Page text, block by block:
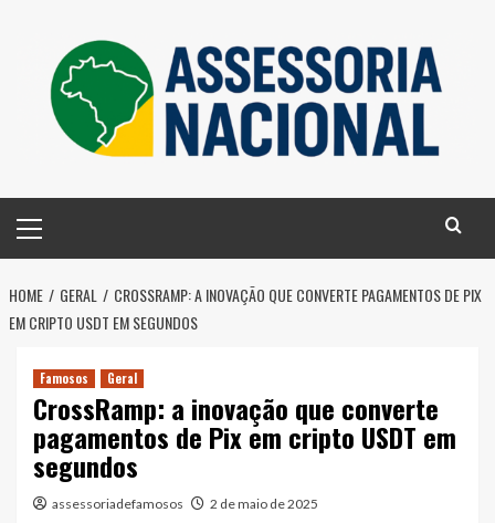
content
Menu
HOME GERAL
CROSSRAMP: A INOVAÇÃO QUE CONVERTE PAGAMENTOS DE PIX
EM CRIPTO USDT EM SEGUNDOS
Famosos Geral
CrossRamp: a inovação que converte
pagamentos de Pix em cripto USDT em
segundos
assessoriadefamosos 2 de maio de 2025